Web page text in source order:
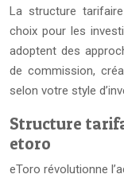
La structure
choix pour les
adoptent des
de commission,
selon votre style
Structure
etoro
eToro révolutionne